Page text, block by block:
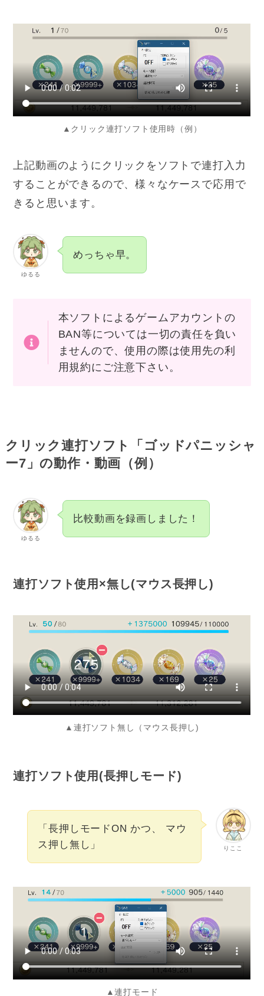
▲クリック連打ソフト使用時（例）
上記動画のようにクリックをソフトで連打入力
することができるので、様々なケースで応用で
きると思います。
ゆるる
めっちゃ早。
本ソフトによるゲームアカウントの
BAN等については一切の責任を負い
ませんので、使用の際は使用先の利
用規約にご注意下さい。
クリック連打ソフト「ゴッドパニッシャ
ー7」の動作・動画（例）
ゆるる
比較動画を録画しました！
連打ソフト使用×無し(マウス長押し)
▲連打ソフト無し（マウス長押し)
連打ソフト使用(長押しモード)
りここ
「長押しモードON かつ、 マウ
ス押し無し」
▲連打モード